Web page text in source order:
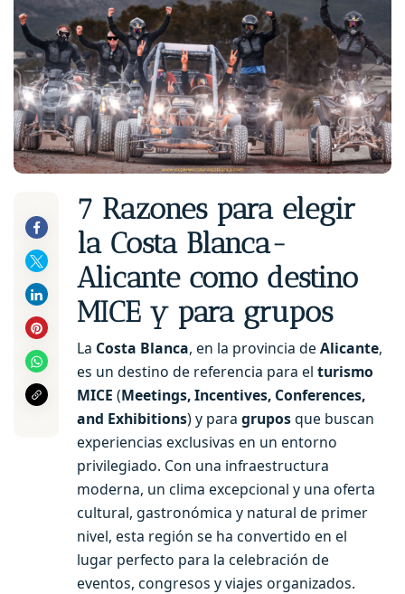
7 Razones para elegir
la Costa Blanca-
Alicante como destino
MICE y para grupos
La Costa Blanca, en la provincia de Alicante,
es un destino de referencia para el turismo
MICE (Meetings, Incentives, Conferences,
and Exhibitions) y para gruposque buscan
experiencias exclusivas en un entorno
privilegiado. Con una infraestructura
moderna, un clima excepcional y una oferta
cultural, gastronómica y natural de primer
nivel, esta región se ha convertido en el
lugar perfecto para la celebración de
eventos, congresos y viajes organizados.